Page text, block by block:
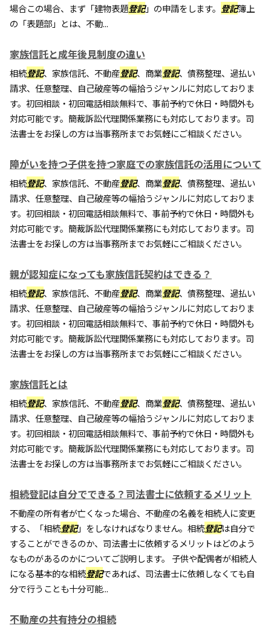
場合この場合、まず「建物表題登記」の申請をします。 登記簿上
の「表題部」とは、不動...
家族信託と成年後見制度の違い
相続登記、家族信託、不動産登記、商業登記、債務整理、過払い
請求、任意整理、自己破産等の幅拾うジャンルに対応しておりま
す。初回相談・初回電話相談無料で、事前予約で休日・時間外も
対応可能です。簡裁訴訟代理関係業務にも対応しております。司
法書士をお探しの方は当事務所までお気軽にご相談ください。
障がいを持つ子供を持つ家庭での家族信託の活用について
相続登記、家族信託、不動産登記、商業登記、債務整理、過払い
請求、任意整理、自己破産等の幅拾うジャンルに対応しておりま
す。初回相談・初回電話相談無料で、事前予約で休日・時間外も
対応可能です。簡裁訴訟代理関係業務にも対応しております。司
法書士をお探しの方は当事務所までお気軽にご相談ください。
親が認知症になっても家族信託契約はできる？
相続登記、家族信託、不動産登記、商業登記、債務整理、過払い
請求、任意整理、自己破産等の幅拾うジャンルに対応しておりま
す。初回相談・初回電話相談無料で、事前予約で休日・時間外も
対応可能です。簡裁訴訟代理関係業務にも対応しております。司
法書士をお探しの方は当事務所までお気軽にご相談ください。
家族信託とは
相続登記、家族信託、不動産登記、商業登記、債務整理、過払い
請求、任意整理、自己破産等の幅拾うジャンルに対応しておりま
す。初回相談・初回電話相談無料で、事前予約で休日・時間外も
対応可能です。簡裁訴訟代理関係業務にも対応しております。司
法書士をお探しの方は当事務所までお気軽にご相談ください。
相続登記は自分でできる？司法書士に依頼するメリット
不動産の所有者が亡くなった場合、不動産の名義を相続人に変更
する、「相続登記」をしなければなりません。相続登記は自分で
することができるのか、司法書士に依頼するメリットはどのよう
なものがあるのかについてご説明します。 子供や配偶者が相続人
になる基本的な相続登記であれば、司法書士に依頼しなくても自
分で行うことも十分可能...
不動産の共有持分の相続